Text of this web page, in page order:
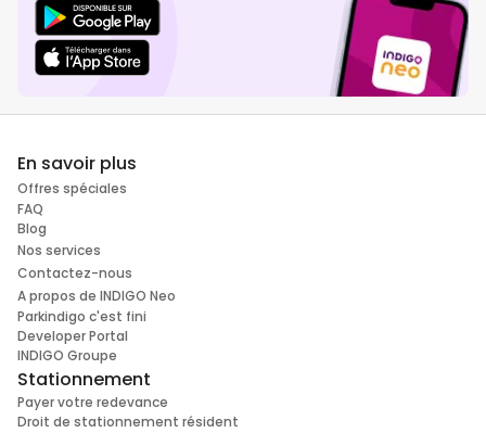
En savoir plus
Offres spéciales
FAQ
Blog
Nos services
Contactez-nous
A propos de INDIGO Neo
Parkindigo c'est fini
Developer Portal
INDIGO Groupe
Stationnement
Payer votre redevance
Droit de stationnement résident